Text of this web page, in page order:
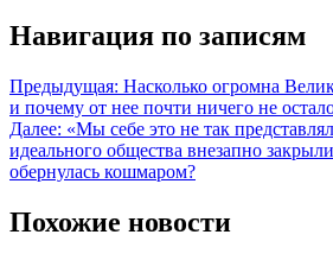
Навигация по записям
Предыдущая: Насколько огромна
и почему от нее почти ничего не
Далее: «Мы себе это не так
идеального общества внезапно
обернулась кошмаром?
Похожие новости